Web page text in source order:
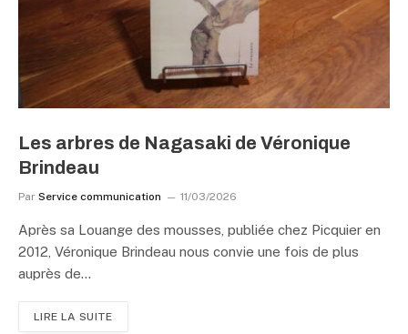
Les arbres de Nagasaki de Véronique
Brindeau
Par Service communication 11/03/2026
Après sa Louange des mousses, publiée chez Picquier en
2012, Véronique Brindeau nous convie une fois de plus
auprès de…
LIRE LA SUITE